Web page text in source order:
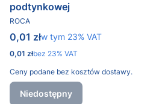
podtynkowej
PRODUCENT
ROCA
Cena brutto
0,01 złw tym %s VAT
w tym 23% VAT
Cena netto
0,01 złbez 23% VAT
Ceny podane bez kosztów dostawy.
Niedostępny